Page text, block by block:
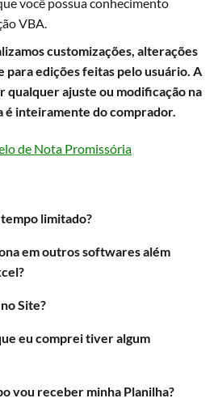
VBA.
customizações, alterações
para edições feitas pelo usuário. A
qualquer ajuste ou modificação na
é inteiramente do comprador.
de Nota Promissória
limitado?
em outros softwares além
Site?
eu comprei tiver algum
vou receber minha Planilha?